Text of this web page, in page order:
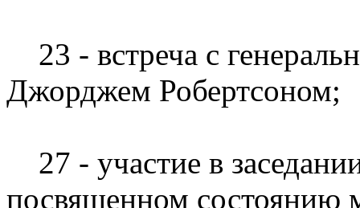
23 - встреча с
Джорджем Робертсоном;
27 - участие в
посвященном состоянию